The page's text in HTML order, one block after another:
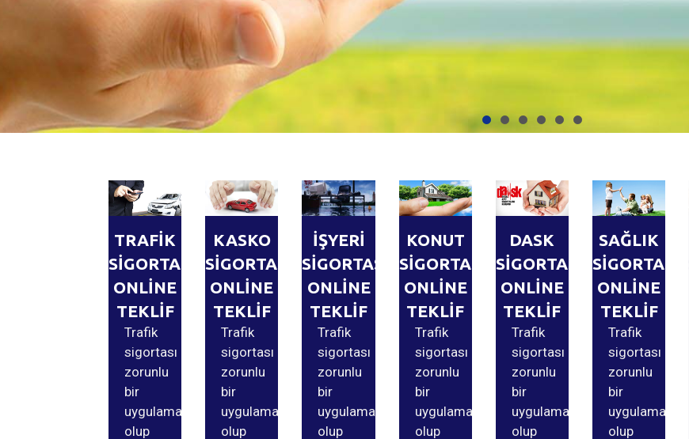
TRAFİK
SİGORTASI
ONLİNE
TEKLİF
Trafik
sigortası
zorunlu
bir
uygulama
olup
KASKO
SİGORTASI
ONLİNE
TEKLİF
Trafik
sigortası
zorunlu
bir
uygulama
olup
İŞYERİ
SİGORTASI
ONLİNE
TEKLİF
Trafik
sigortası
zorunlu
bir
uygulama
olup
KONUT
SİGORTASI
ONLİNE
TEKLİF
Trafik
sigortası
zorunlu
bir
uygulama
olup
DASK
SİGORTASI
ONLİNE
TEKLİF
Trafik
sigortası
zorunlu
bir
uygulama
olup
SAĞLIK
SİGORTASI
ONLİNE
TEKLİF
Trafik
sigortası
zorunlu
bir
uygulama
olup